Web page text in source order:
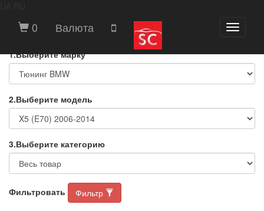
Toggle
0 Валюта
ВЫБЕРИТЕ МАРКУ И МОДЕЛЬ
АВТОМОБИЛЯ
1.Выберите марку
2.Выберите модель
3.Выберите категорию
Фильтровать Фильтр